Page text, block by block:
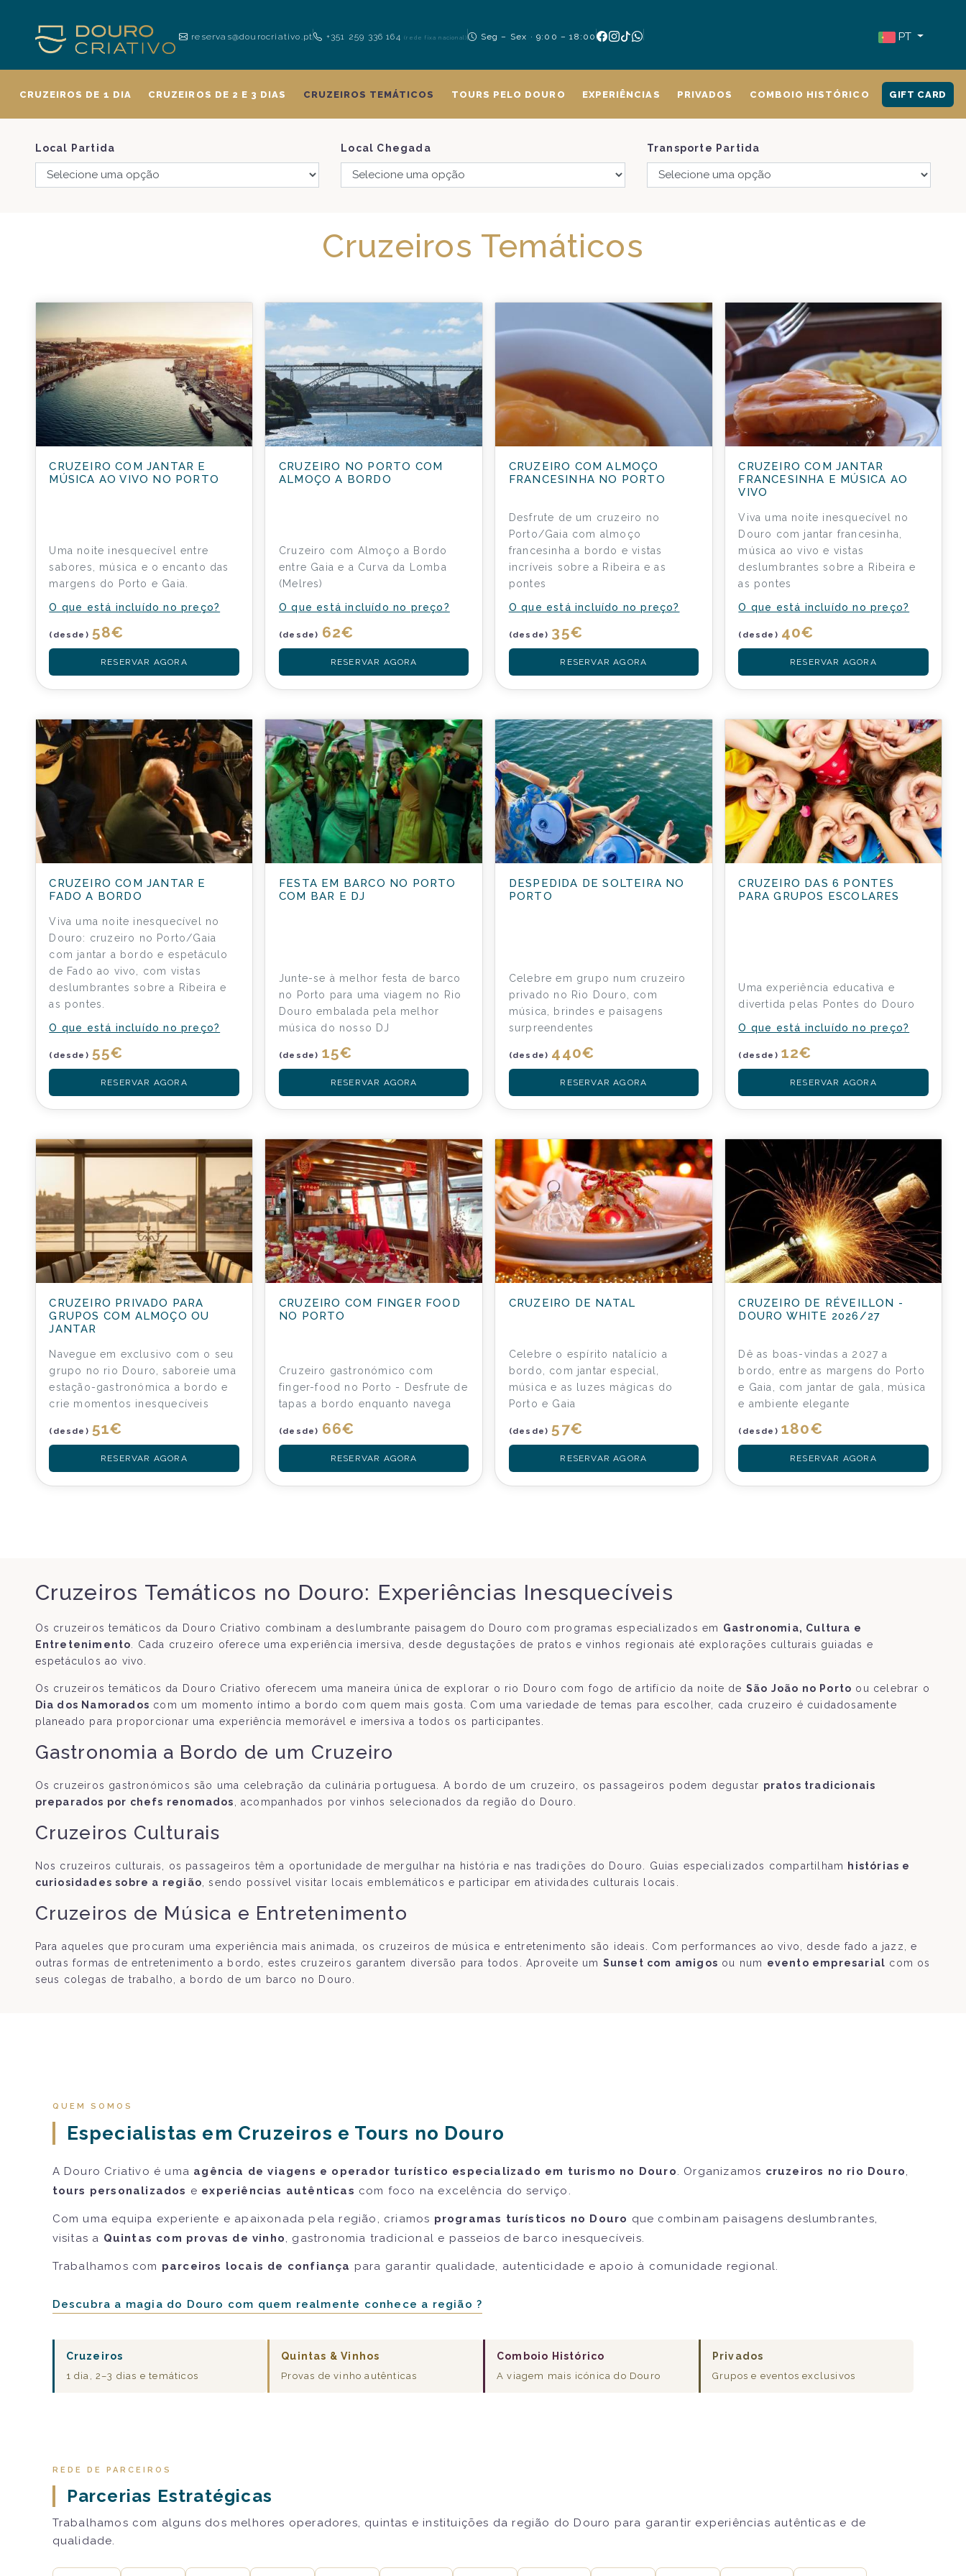
reservas@dourocriativo.pt +351 259 336 164(rede fixa nacional) Seg – Sex · 9:00 – 18:00 PT
CRUZEIROS DE 1 DIA CRUZEIROS DE 2 E 3 DIAS CRUZEIROS TEMÁTICOS TOURS PELO DOURO EXPERIÊNCIAS PRIVADOS COMBOIO HISTÓRICO GIFT CARD
Local Partida Local Chegada Transporte Partida
Cruzeiros Temáticos
CRUZEIRO COM JANTAR E
MÚSICA AO VIVO NO PORTO
Uma noite inesquecível entre
sabores, música e o encanto das
margens do Porto e Gaia.
O que está incluído no preço?
(desde) 58€
RESERVAR AGORA
CRUZEIRO NO PORTO COM
ALMOÇO A BORDO
Cruzeiro com Almoço a Bordo
entre Gaia e a Curva da Lomba
(Melres)
O que está incluído no preço?
(desde) 62€
RESERVAR AGORA
CRUZEIRO COM ALMOÇO
FRANCESINHA NO PORTO
Desfrute de um cruzeiro no
Porto/Gaia com almoço
francesinha a bordo e vistas
incríveis sobre a Ribeira e as
pontes
O que está incluído no preço?
(desde) 35€
RESERVAR AGORA
CRUZEIRO COM JANTAR
FRANCESINHA E MÚSICA AO
VIVO
Viva uma noite inesquecível no
Douro com jantar francesinha,
música ao vivo e vistas
deslumbrantes sobre a Ribeira e
as pontes
O que está incluído no preço?
(desde) 40€
RESERVAR AGORA
CRUZEIRO COM JANTAR E
FADO A BORDO
Viva uma noite inesquecível no
Douro: cruzeiro no Porto/Gaia
com jantar a bordo e espetáculo
de Fado ao vivo, com vistas
deslumbrantes sobre a Ribeira e
as pontes.
O que está incluído no preço?
(desde) 55€
RESERVAR AGORA
FESTA EM BARCO NO PORTO
COM BAR E DJ
Junte-se à melhor festa de barco
no Porto para uma viagem no Rio
Douro embalada pela melhor
música do nosso DJ
(desde) 15€
RESERVAR AGORA
DESPEDIDA DE SOLTEIRA NO
PORTO
Celebre em grupo num cruzeiro
privado no Rio Douro, com
música, brindes e paisagens
surpreendentes
(desde) 440€
RESERVAR AGORA
CRUZEIRO DAS 6 PONTES
PARA GRUPOS ESCOLARES
Uma experiência educativa e
divertida pelas Pontes do Douro
O que está incluído no preço?
(desde)12€
RESERVAR AGORA
CRUZEIRO PRIVADO PARA
GRUPOS COM ALMOÇO OU
JANTAR
Navegue em exclusivo com o seu
grupo no rio Douro, saboreie uma
estação-gastronómica a bordo e
crie momentos inesquecíveis
(desde) 51€
RESERVAR AGORA
CRUZEIRO COM FINGER FOOD
NO PORTO
Cruzeiro gastronómico com
finger-food no Porto - Desfrute de
tapas a bordo enquanto navega
(desde) 66€
RESERVAR AGORA
CRUZEIRO DE NATAL
Celebre o espírito natalício a
bordo, com jantar especial,
música e as luzes mágicas do
Porto e Gaia
(desde) 57€
RESERVAR AGORA
CRUZEIRO DE RÉVEILLON -
DOURO WHITE 2026/27
Dê as boas-vindas a 2027 a
bordo, entre as margens do Porto
e Gaia, com jantar de gala, música
e ambiente elegante
(desde)180€
RESERVAR AGORA
Cruzeiros Temáticos no Douro: Experiências Inesquecíveis
Os cruzeiros temáticos da Douro Criativo combinam a deslumbrante paisagem do Douro com programas especializados em Gastronomia, Cultura e
Entretenimento . Cada cruzeiro oferece uma experiência imersiva, desde degustações de pratos e vinhos regionais até explorações culturais guiadas e
espetáculos ao vivo.
Os cruzeiros temáticos da Douro Criativo oferecem uma maneira única de explorar o rio Douro com fogo de artifício da noite de São João no Porto ou celebrar o
Dia dos Namorados com um momento íntimo a bordo com quem mais gosta. Com uma variedade de temas para escolher, cada cruzeiro é cuidadosamente
planeado para proporcionar uma experiência memorável e imersiva a todos os participantes.
Gastronomia a Bordo de um Cruzeiro
Os cruzeiros gastronómicos são uma celebração da culinária portuguesa. A bordo de um cruzeiro, os passageiros podem degustar pratos tradicionais
preparados por chefs renomados , acompanhados por vinhos selecionados da região do Douro.
Cruzeiros Culturais
Nos cruzeiros culturais, os passageiros têm a oportunidade de mergulhar na história e nas tradições do Douro. Guias especializados compartilham
histórias e
curiosidades sobre a região , sendo possível visitar locais emblemáticos e participar em atividades culturais locais.
Cruzeiros de Música e Entretenimento
Para aqueles que procuram uma experiência mais animada, os cruzeiros de música e entretenimento são ideais. Com performances ao vivo, desde fado a jazz, e
outras formas de entretenimento a bordo, estes cruzeiros garantem diversão para todos. Aproveite um Sunset com amigos ou num evento empresarial com os
seus colegas de trabalho, a bordo de um barco no Douro.
QUEM SOMOS
Especialistas em Cruzeiros e Tours no Douro
A Douro Criativo é uma agência de viagens e operador turístico especializado em turismo no Douro. Organizamos cruzeiros no rio Douro,
tours personalizados e experiências autênticas com foco na excelência do serviço.
Com uma equipa experiente e apaixonada pela região, criamos programas turísticos no Douro que combinam paisagens deslumbrantes,
visitas a Quintas com provas de vinho, gastronomia tradicional e passeios de barco inesquecíveis.
Trabalhamos com parceiros locais de confiança para garantir qualidade, autenticidade e apoio à comunidade regional.
Descubra a magia do Douro com quem realmente conhece a região ?
Cruzeiros
1 dia, 2–3 dias e temáticos
Quintas & Vinhos
Provas de vinho autênticas
Comboio Histórico
A viagem mais icónica do Douro
Privados
Grupos e eventos exclusivos
REDE DE PARCEIROS
Parcerias Estratégicas
Trabalhamos com alguns dos melhores operadores, quintas e instituições da região do Douro para garantir experiências autênticas e de
qualidade.